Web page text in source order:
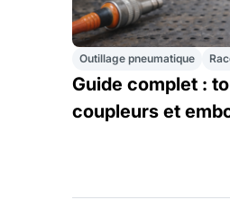
Outillage pneumatique
Guide complet :
coupleurs et